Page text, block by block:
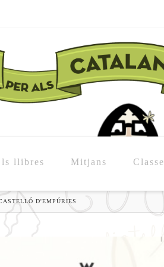
llibres Mitjans
D'EMPÚRIES